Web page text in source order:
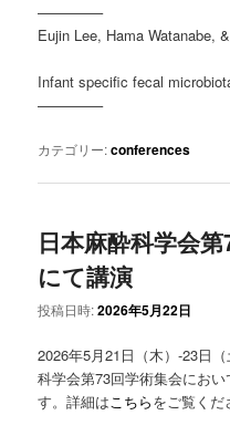
————–
Eujin Lee, Hama Watanabe,
Infant specific fecal
————–
カテゴリー:conferences
日本麻酔科学会
にて講演
投稿日時:2026年5月22日
2026年5月21日（木）-23日
科学会第73回学術集会にお
す。詳細はこちらをご覧くだ